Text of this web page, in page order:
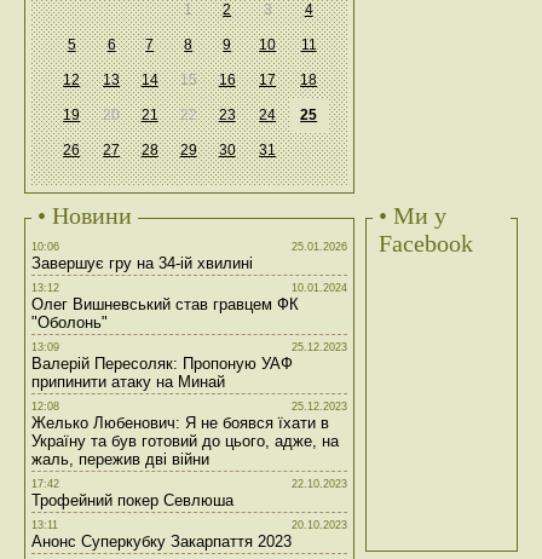
1 2 3 4
5 6 7 8 9 10 11
12 13 14 15 16 17 18
19 20 21 22 23 24 25
26 27 28 29 30 31
• Новини
10:06 25.01.2026
Завершує гру на 34-ій хвилині
13:12 10.01.2024
Олег Вишневський став гравцем ФК
"Оболонь"
13:09 25.12.2023
Валерій Пересоляк: Пропоную УАФ
припинити атаку на Минай
12:08 25.12.2023
Желько Любенович: Я не боявся їхати в
Україну та був готовий до цього, адже, на
жаль, пережив дві війни
17:42 22.10.2023
Трофейний покер Севлюша
13:11 20.10.2023
Анонс Суперкубку Закарпаття 2023
• Ми у
Facebook